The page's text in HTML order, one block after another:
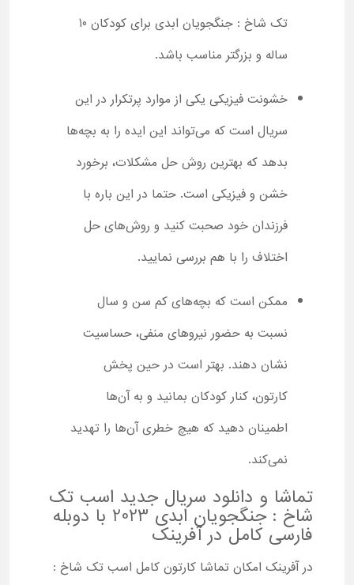
تک شاخ : جنگجویان ابدی برای کودکان 10
ساله و بزرگتر مناسب باشد.
خشونت فیزیکی یکی از موارد پرتکرار در این
سریال است که می‌تواند این ایده را به بچه‌ها
بدهد که بهترین روش حل مشکلات، برخورد
خشن و فیزیکی است. حتما در این باره با
فرزندان خود صحبت کنید و روش‌های حل
اختلاف را با هم بررسی نمایید.
ممکن است که بچه‌های کم سن و سال
نسبت به حضور نیروهای منفی، حساسیت
نشان دهند. بهتر است در حین پخش
کارتون، کنار کودکان بمانید و به آن‌ها
اطمینان دهید که هیچ خطری آن‌ها را تهدید
نمی‌کند.
تماشا و دانلود سریال جدید اسب تک
شاخ : جنگجویان ابدی 2023 با دوبله
فارسی کامل در آفرینک
در آفرینک امکان تماشا کارتون کامل اسب تک شاخ :